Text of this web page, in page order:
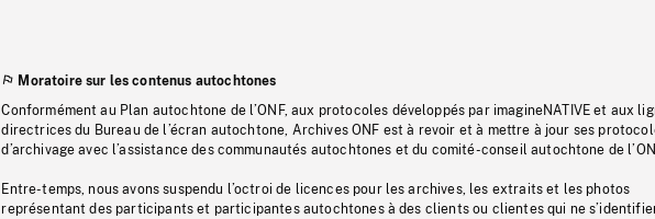
Moratoire sur les contenus autochtones
Conformément au Plan autochtone de l’ONF, aux protocoles développés par imagineNATIVE et aux
directrices du Bureau de l’écran autochtone, Archives ONF est à revoir et à mettre à jour ses
d’archivage avec l’assistance des communautés autochtones et du comité-conseil autochtone de
Entre-temps, nous avons suspendu l’octroi de licences pour les archives, les extraits et les photos
représentant des participants et participantes autochtones à des clients ou clientes qui ne